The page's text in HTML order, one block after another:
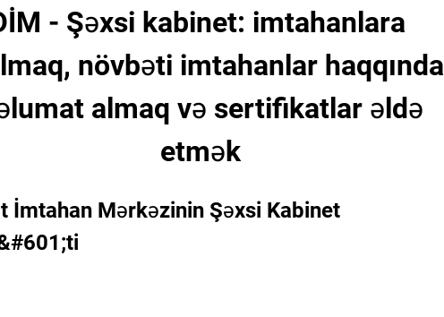
- Şəxsi kabinet: imtahanlara
növbəti imtahanlar haqqında
almaq və sertifikatlar əldə
etmək
İmtahan Mərkəzinin Şəxsi Kabinet